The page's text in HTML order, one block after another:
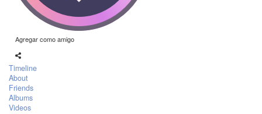
Agregar como amigo
Timeline
About
Friends
Albums
Videos